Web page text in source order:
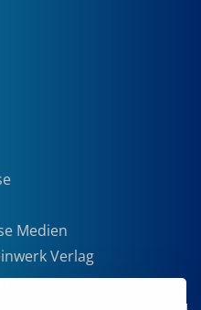
Medien
Verlag